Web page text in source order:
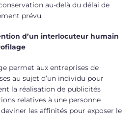
au-delà du délai de
prévu.
d’un interlocuteur humain
permet aux entreprises de
au sujet d’un individu pour
la réalisation de publicités
relatives à une personne
les affinités pour exposer le